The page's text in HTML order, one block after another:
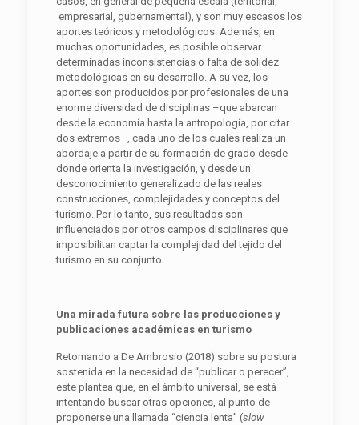
empresarial, gubernamental), y son muy escasos los
aportes teóricos y metodológicos. Además, en
muchas oportunidades, es posible observar
determinadas inconsistencias o falta de solidez
metodológicas en su desarrollo. A su vez, los
aportes son producidos por profesionales de una
enorme diversidad de disciplinas –que abarcan
desde la economía hasta la antropología, por citar
dos extremos–, cada uno de los cuales realiza un
abordaje a partir de su formación de grado desde
donde orienta la investigación, y desde un
desconocimiento generalizado de las reales
construcciones, complejidades y conceptos del
turismo. Por lo tanto, sus resultados son
influenciados por otros campos disciplinares que
imposibilitan captar la complejidad del tejido del
turismo en su conjunto.
Una mirada futura sobre las producciones y
publicaciones académicas en turismo
Retomando a De Ambrosio (2018) sobre su postura
sostenida en la necesidad de “publicar o perecer”,
este plantea que, en el ámbito universal, se está
intentando buscar otras opciones, al punto de
proponerse una llamada “ciencia lenta” (slow